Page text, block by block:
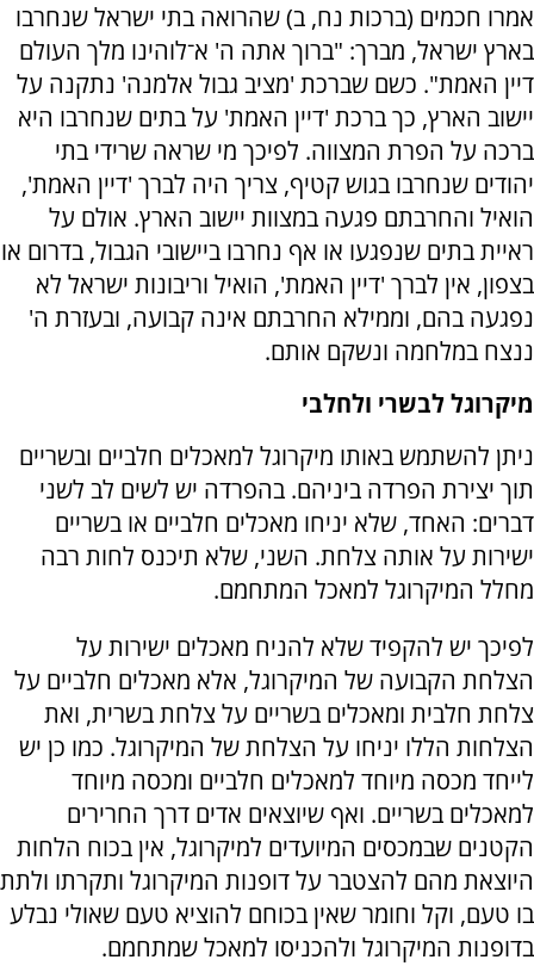
אמרו חכמים (ברכות נח, ב) שהרואה בתי ישראל שנחרבו
בארץ ישראל, מברך: "ברוך אתה ה' א־לוהינו מלך העולם
דיין האמת". כשם שברכת 'מציב גבול אלמנה' נתקנה על
יישוב הארץ, כך ברכת 'דיין האמת' על בתים שנחרבו היא
ברכה על הפרת המצווה. לפיכך מי שראה שרידי בתי
יהודים שנחרבו בגוש קטיף, צריך היה לברך 'דיין האמת',
הואיל והחרבתם פגעה במצוות יישוב הארץ. אולם על
ראיית בתים שנפגעו או אף נחרבו ביישובי הגבול, בדרום או
בצפון, אין לברך 'דיין האמת', הואיל וריבונות ישראל לא
נפגעה בהם, וממילא החרבתם אינה קבועה, ובעזרת ה'
ננצח במלחמה ונשקם אותם.
מיקרוגל לבשרי ולחלבי
ניתן להשתמש באותו מיקרוגל למאכלים חלביים ובשריים
תוך יצירת הפרדה ביניהם. בהפרדה יש לשים לב לשני
דברים: האחד, שלא יניחו מאכלים חלביים או בשריים
ישירות על אותה צלחת. השני, שלא תיכנס לחות רבה
מחלל המיקרוגל למאכל המתחמם.
לפיכך יש להקפיד שלא להניח מאכלים ישירות על
הצלחת הקבועה של המיקרוגל, אלא מאכלים חלביים על
צלחת חלבית ומאכלים בשריים על צלחת בשרית, ואת
הצלחות הללו יניחו על הצלחת של המיקרוגל. כמו כן יש
לייחד מכסה מיוחד למאכלים חלביים ומכסה מיוחד
למאכלים בשריים. ואף שיוצאים אדים דרך החרירים
הקטנים שבמכסים המיועדים למיקרוגל, אין בכוח הלחות
היוצאת מהם להצטבר על דופנות המיקרוגל ותקרתו ולתת
בו טעם, וקל וחומר שאין בכוחם להוציא טעם שאולי נבלע
בדופנות המיקרוגל ולהכניסו למאכל שמתחמם.